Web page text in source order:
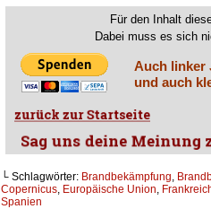
Für den Inhalt
Dabei muss es sich
Auch linker
und auch
└ Schlagwörter: Brandbekämpfung,
Copernicus, Europäische Union,
Spanien